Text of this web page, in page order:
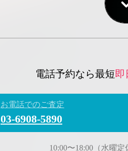
電話予約なら最短即
お電話でのご査定
03-6908-5890
10:00〜18:00（水曜定